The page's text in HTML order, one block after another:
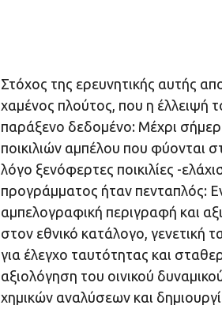
Στόχος της ερευνητικής αυτής
χαμένος πλούτος, που η έλλειψή
παράξενο δεδομένο: Μέχρι
ποικιλιών αμπέλου που φύονται
λόγο ξενόφερτες ποικιλίες -
προγράμματος ήταν πενταπλός:
αμπελογραφική περιγραφή και
στον εθνικό κατάλογο, γενετική
για έλεγχο ταυτότητας και
αξιολόγηση του οινικού
χημικών αναλύσεων και